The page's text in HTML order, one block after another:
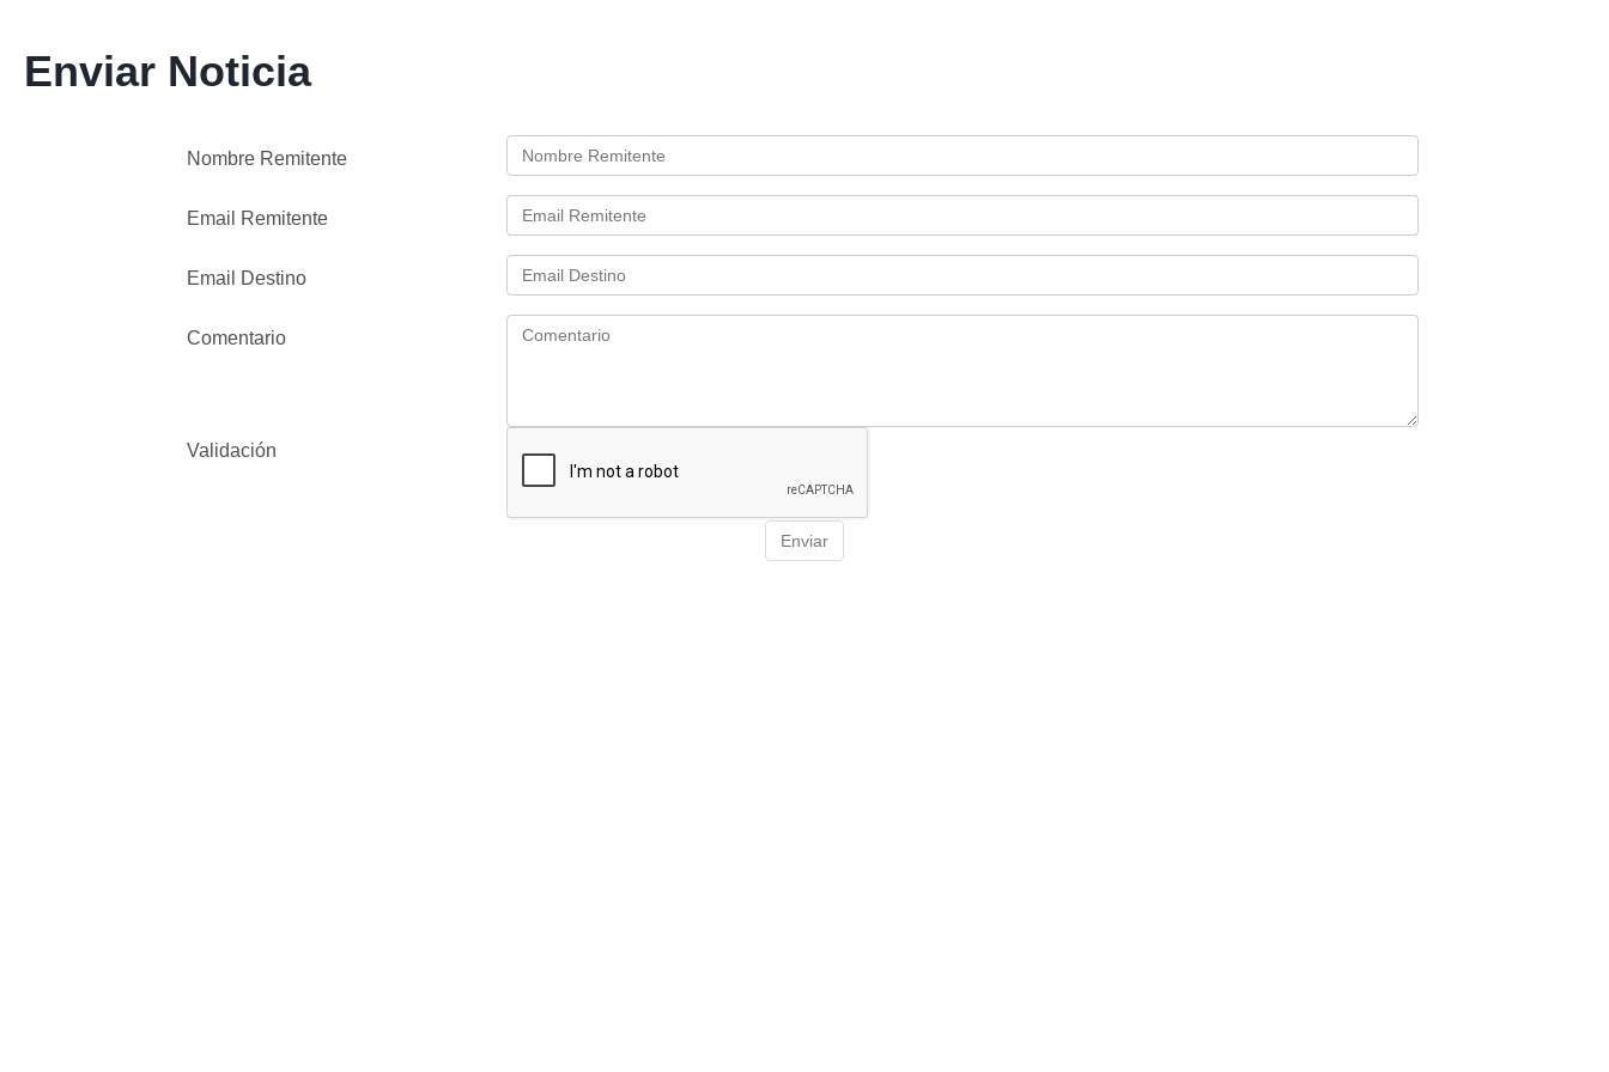
Enviar Noticia
Nombre Remitente
Email Remitente
Email Destino
Comentario
Validación